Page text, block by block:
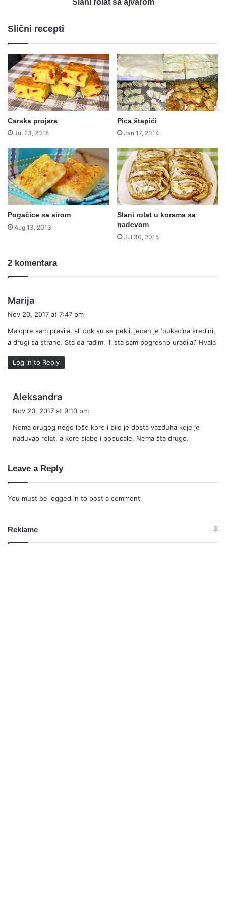
Slični recepti
Carska projara
Jul 23, 2015
Pica štapići
Jan 17, 2014
Pogačice sa sirom
Aug 13, 2013
Slani rolat u korama sa
nadevom
Jul 30, 2015
2 komentara
Marija
a
s
:
Nov 20, 2017 at 7:47 pm
Malopre sam pravila, ali dok su se pekli, jedan je ‘pukao’na sredini,
a drugi sa strane. Sta da radim, ili sta sam pogresno uradila? Hvala
Log in to Reply
Aleksandra
a
s
:
Nov 20, 2017 at 9:10 pm
Nema drugog nego loše kore i bilo je dosta vazduha koje je
naduvao rolat, a kore slabe i popucale. Nema šta drugo.
Leave a Reply
You must be logged in to post a comment.
Reklame